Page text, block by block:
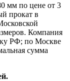
мм по цене от 3
прокат в
Компания
РФ; по Москве
сумма